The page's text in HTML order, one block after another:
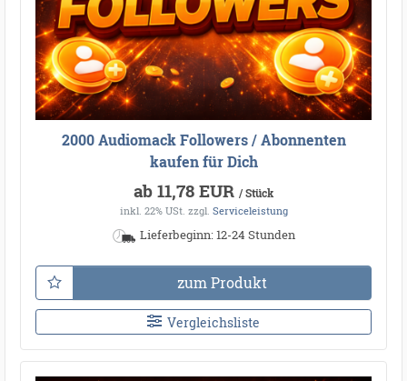
2000 Audiomack Followers / Abonnenten
kaufen für Dich
ab 11,78 EUR / Stück
inkl. 22% USt. zzgl. Serviceleistung
Lieferbeginn: 12-24 Stunden
zum Produkt
Vergleichsliste